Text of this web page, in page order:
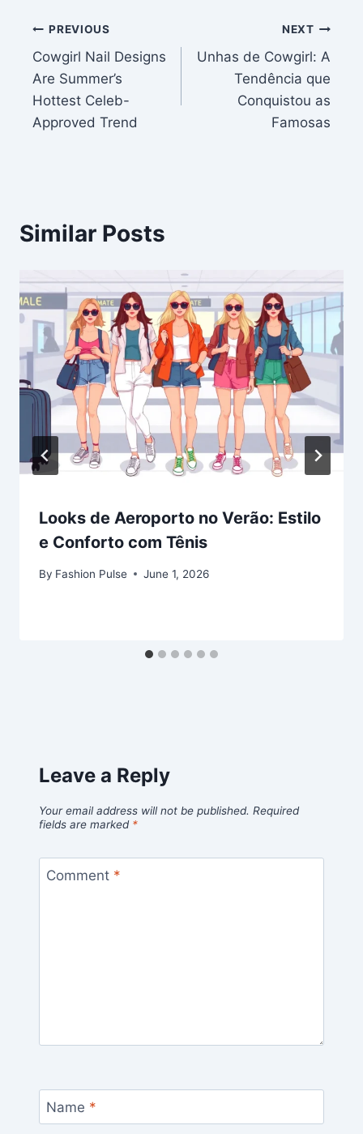
Post
navigation
PREVIOUS
Cowgirl Nail Designs
Are Summer’s
Hottest Celeb-
Approved Trend
NEXT
Unhas de Cowgirl: A
Tendência que
Conquistou as
Famosas
Similar Posts
Looks de Aeroporto no Verão: Estilo
e Conforto com Tênis
By Fashion Pulse June 1, 2026
Leave a Reply
Your email address will not be published. Required
fields are marked *
Comment *
Name *